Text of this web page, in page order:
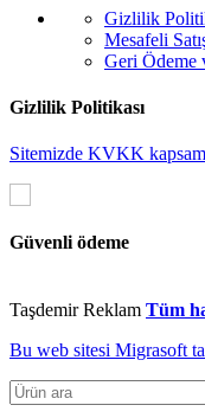
Gizlilik
Mesafeli
Geri Ödeme
Gizlilik Politikası
Sitemizde KVKK
Güvenli ödeme
Taşdemir Reklam Tüm
Bu web sitesi Migrasoft